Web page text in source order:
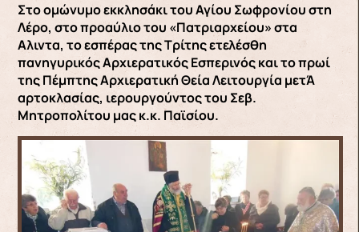
Στο ομώνυμο εκκλησάκι του Αγίου Σωφρονίου στη
Λέρο, στο προαύλιο του «Πατριαρχείου» στα
Aλιντα, το εσπέρας της Τρίτης ετελέσθη
πανηγυρικός Αρχιερατικός Εσπερινός και το πρωί
της Πέμπτης Αρχιερατική Θεία Λειτουργία μετΆ
αρτοκλασίας, ιερουργούντος του Σεβ.
Μητροπολίτου μας κ.κ. Παϊσίου.